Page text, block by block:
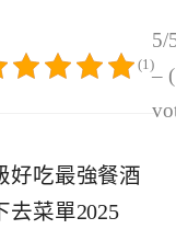
5/
–
(1)
好吃最強餐酒
去菜單2025